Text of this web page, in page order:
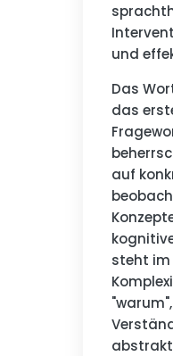
und
Das
das
auf
steht im